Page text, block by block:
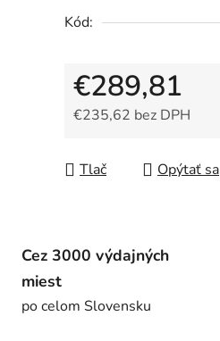
Kód:
€289,81
€235,62 bez DPH
Tlač
Opýtať sa
Cez 3000 výdajných
miest
po celom Slovensku